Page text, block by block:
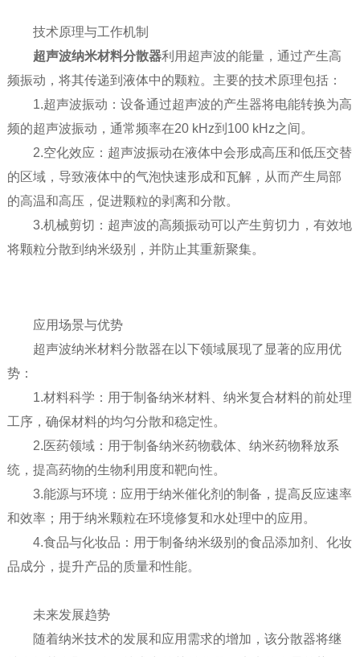
技术原理与工作机制
超声波纳米材料分散器利用超声波的能量，通过产生高
频振动，将其传递到液体中的颗粒。主要的技术原理包括：
1.超声波振动：设备通过超声波的产生器将电能转换为高
频的超声波振动，通常频率在20 kHz到100 kHz之间。
2.空化效应：超声波振动在液体中会形成高压和低压交替
的区域，导致液体中的气泡快速形成和瓦解，从而产生局部
的高温和高压，促进颗粒的剥离和分散。
3.机械剪切：超声波的高频振动可以产生剪切力，有效地
将颗粒分散到纳米级别，并防止其重新聚集。
应用场景与优势
超声波纳米材料分散器在以下领域展现了显著的应用优
势：
1.材料科学：用于制备纳米材料、纳米复合材料的前处理
工序，确保材料的均匀分散和稳定性。
2.医药领域：用于制备纳米药物载体、纳米药物释放系
统，提高药物的生物利用度和靶向性。
3.能源与环境：应用于纳米催化剂的制备，提高反应速率
和效率；用于纳米颗粒在环境修复和水处理中的应用。
4.食品与化妆品：用于制备纳米级别的食品添加剂、化妆
品成分，提升产品的质量和性能。
未来发展趋势
随着纳米技术的发展和应用需求的增加，该分散器将继